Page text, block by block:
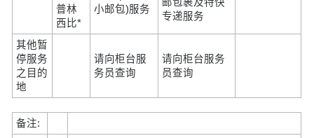
普林
西比*
小邮包)服务
专递服务
其他暂
停服务
之目的
地
请向柜台服
务员查询
请向柜台服务
员查询
备注: